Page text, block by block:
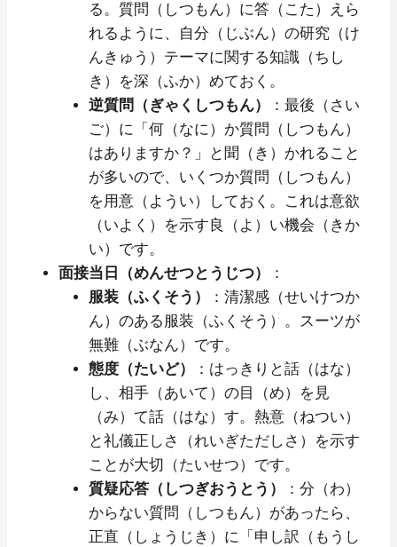
る。質問（しつもん）に答（こた）えら
れるように、自分（じぶん）の研究（け
んきゅう）テーマに関する知識（ちし
き）を深（ふか）めておく。
逆質問（ぎゃくしつもん）
：最後（さい
ご）に「何（なに）か質問（しつもん）
はありますか？」と聞（き）かれること
が多いので、いくつか質問（しつもん）
を用意（ようい）しておく。これは意欲
（いよく）を示す良（よ）い機会（きか
い）です。
面接当日（めんせつとうじつ）
：
服装（ふくそう）
：清潔感（せいけつか
ん）のある服装（ふくそう）。スーツが
無難（ぶなん）です。
態度（たいど）
：はっきりと話（はな）
し、相手（あいて）の目（め）を見
（み）て話（はな）す。熱意（ねつい）
と礼儀正しさ（れいぎただしさ）を示す
ことが大切（たいせつ）です。
質疑応答（しつぎおうとう）
：分（わ）
からない質問（しつもん）があったら、
正直（しょうじき）に「申し訳（もうし